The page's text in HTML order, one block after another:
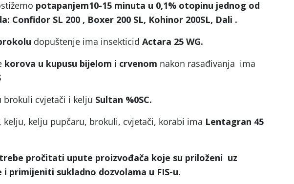
potapanjem10-15 minuta u 0,1% otopinu jednog od
Confidor SL 200 , Boxer 200 SL, Kohinor 200SL, Dali .
dopuštenje ima insekticid Actara 25 WG.
korova u kupusu bijelom i crvenom nakon rasađivanja ima
brokuli cvjetači i kelju Sultan %0SC.
kelju, kelju pupčaru, brokuli, cvjetači, korabi ima Lentagran 45
pročitati upute proizvođača koje su priloženi uz
i primijeniti sukladno dozvolama u FIS-u.